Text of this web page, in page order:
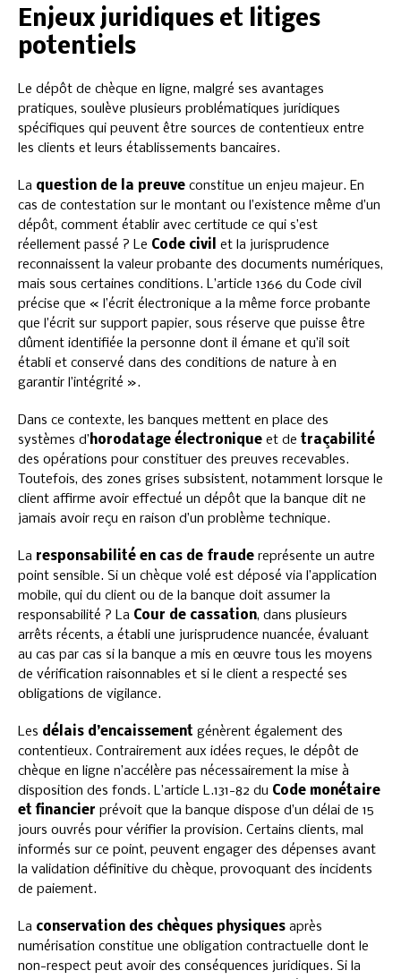
Enjeux juridiques et litiges
potentiels
Le dépôt de chèque en ligne, malgré ses avantages
pratiques, soulève plusieurs problématiques juridiques
spécifiques qui peuvent être sources de contentieux entre
les clients et leurs établissements bancaires.
La question de la preuve constitue un enjeu majeur. En
cas de contestation sur le montant ou l’existence même d’un
dépôt, comment établir avec certitude ce qui s’est
réellement passé ? Le Code civil
et la jurisprudence
reconnaissent la valeur probante des documents numériques,
mais sous certaines conditions. L’article 1366 du Code civil
précise que « l’écrit électronique a la même force probante
que l’écrit sur support papier, sous réserve que puisse être
dûment identifiée la personne dont il émane et qu’il soit
établi et conservé dans des conditions de nature à en
garantir l’intégrité ».
Dans ce contexte, les banques mettent en place des
systèmes d’ horodatage électronique et de traçabilité
des opérations pour constituer des preuves recevables.
Toutefois, des zones grises subsistent, notamment lorsque le
client affirme avoir effectué un dépôt que la banque dit ne
jamais avoir reçu en raison d’un problème technique.
La responsabilité en cas de fraude représente un autre
point sensible. Si un chèque volé est déposé via l’application
mobile, qui du client ou de la banque doit assumer la
responsabilité ? La Cour de cassation, dans plusieurs
arrêts récents, a établi une jurisprudence nuancée, évaluant
au cas par cas si la banque a mis en œuvre tous les moyens
de vérification raisonnables et si le client a respecté ses
obligations de vigilance.
Les délais d’encaissement génèrent également des
contentieux. Contrairement aux idées reçues, le dépôt de
chèque en ligne n’accélère pas nécessairement la mise à
disposition des fonds. L’article L.131-82 du Code monétaire
et financier prévoit que la banque dispose d’un délai de 15
jours ouvrés pour vérifier la provision. Certains clients, mal
informés sur ce point, peuvent engager des dépenses avant
la validation définitive du chèque, provoquant des incidents
de paiement.
La conservation des chèques physiques après
numérisation constitue une obligation contractuelle dont le
non-respect peut avoir des conséquences juridiques. Si la